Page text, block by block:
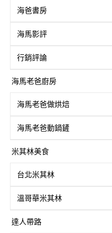
海爸書房
海馬影評
行銷評論
海馬老爸廚房
海馬老爸做烘焙
海馬老爸動鍋鏟
米其林美食
台北米其林
溫哥華米其林
達人帶路